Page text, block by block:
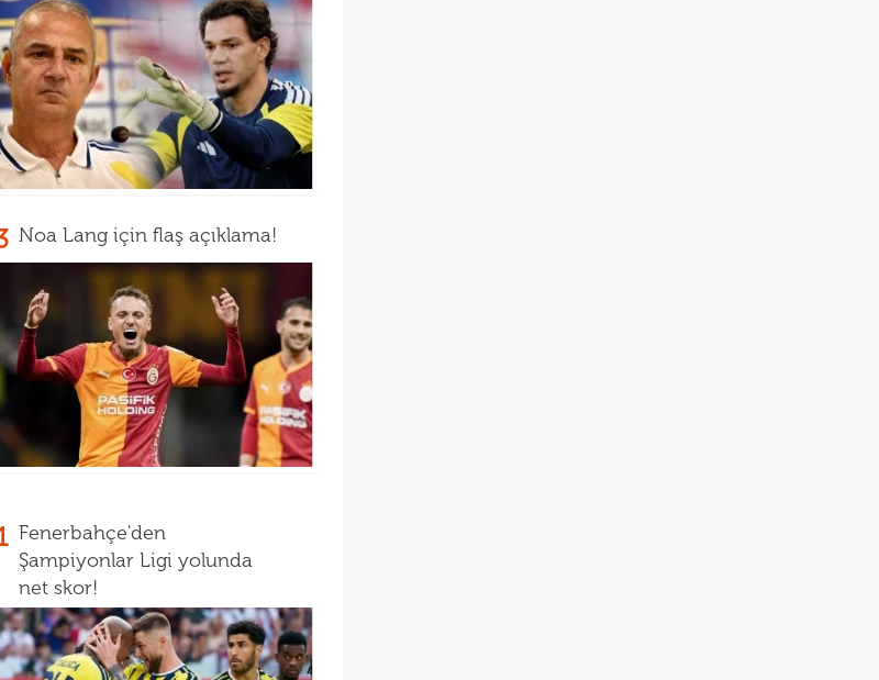
Noa Lang için flaş açıklama!
Fenerbahçe'den
Şampiyonlar Ligi yolunda
net skor!